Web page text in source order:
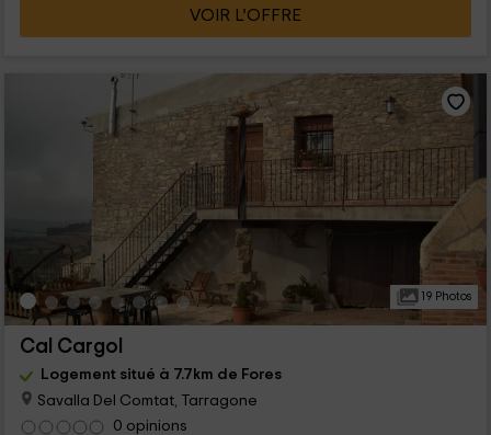
VOIR L’OFFRE
19 Photos
Cal Cargol
Logement situé à 7.7km de Fores
Savalla Del Comtat, Tarragone
0 opinions